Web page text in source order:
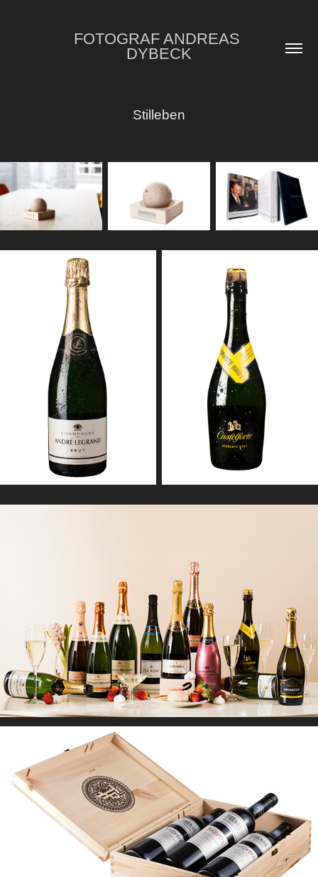
FOTOGRAF ANDREAS
DYBECK
Stilleben